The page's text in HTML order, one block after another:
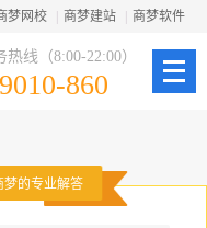
梦网校 商梦建站 商梦软件
热线（8:00-22:00）
860
梦的专业解答